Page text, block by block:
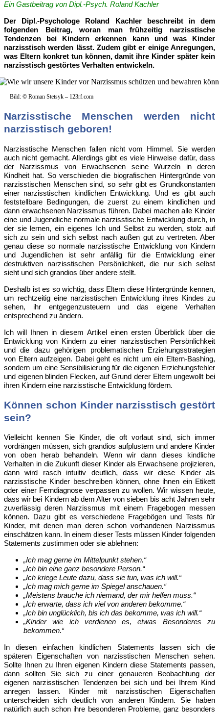
Ein Gastbeitrag von Dipl.-Psych. Roland Kachler
Der Dipl.-Psychologe Roland Kachler beschreibt in dem
folgenden Beitrag, woran man frühzeitig narzisstische
Tendenzen bei Kindern erkennen kann und was Kinder
narzisstisch werden lässt. Zudem gibt er einige Anregungen,
was Eltern konkret tun können, damit ihre Kinder später kein
narzisstisch gestörtes Verhalten entwickeln.
Bild: © Roman Stetsyk – 123rf.com
Narzisstische Menschen werden nicht
narzisstisch geboren!
Narzisstische Menschen fallen nicht vom Himmel. Sie werden
auch nicht gemacht. Allerdings gibt es viele Hinweise dafür, dass
der Narzissmus von Erwachsenen seine Wurzeln in deren
Kindheit hat. So verschieden die biografischen Hintergründe von
narzisstischen Menschen sind, so sehr gibt es Grundkonstanten
einer narzisstischen kindlichen Entwicklung. Und es gibt auch
feststellbare Bedingungen, die zuerst zu einem kindlichen und
dann erwachsenen Narzissmus führen. Dabei machen alle Kinder
eine und Jugendliche normale narzisstische Entwicklung durch, in
der sie lernen, ein eigenes Ich und Selbst zu werden, stolz auf
sich zu sein und sich selbst nach außen gut zu vertreten. Aber
genau diese so normale narzisstische Entwicklung von Kindern
und Jugendlichen ist sehr anfällig für die Entwicklung einer
destruktiven narzisstischen Persönlichkeit, die nur sich selbst
sieht und sich grandios über andere stellt.
Deshalb ist es so wichtig, dass Eltern diese Hintergründe kennen,
um rechtzeitig eine narzisstischen Entwicklung ihres Kindes zu
sehen, ihr entgegenzusteuern und das eigene Verhalten
entsprechend zu ändern.
Ich will Ihnen in diesem Artikel einen ersten Überblick über die
Entwicklung von Kindern zu einer narzisstischen Persönlichkeit
und die dazu gehörigen problematischen Erziehungsstrategien
von Eltern aufzeigen. Dabei geht es nicht um ein Eltern-Bashing,
sondern um eine Sensibilisierung für die eigenen Erziehungsfehler
und eigenen blinden Flecken, auf Grund derer Eltern ungewollt bei
ihren Kindern eine narzisstische Entwicklung fördern.
Können schon Kinder narzisstisch gestört
sein?
Vielleicht kennen Sie Kinder, die oft vorlaut sind, sich immer
vordrängen müssen, sich grandios aufplustern und andere Kinder
von oben herab behandeln. Wenn wir dann dieses kindliche
Verhalten in die Zukunft dieser Kinder als Erwachsene projizieren,
dann wird rasch intuitiv deutlich, dass wir diese Kinder als
narzisstische Kinder beschreiben können, ohne ihnen ein Etikett
oder einer Ferndiagnose verpassen zu wollen. Wir wissen heute,
dass wir bei Kindern ab dem Alter von sieben bis acht Jahren sehr
zuverlässig deren Narzissmus mit einem Fragebogen messen
können. Dazu gibt es verschiedene Fragebögen und Tests für
Kinder, mit denen man deren schon vorhandenen Narzissmus
einschätzen kann. In einem dieser Tests müssen Kinder folgenden
Statements zustimmen oder sie ablehnen:
„Ich mag gerne im Mittelpunkt stehen.“
„Ich bin eine ganz besondere Person.“
„Ich kriege Leute dazu, dass sie tun, was ich will.“
„Ich mag mich gerne im Spiegel anschauen.“
„Meistens brauche ich niemand, der mir helfen muss.“
„Ich erwarte, dass ich viel von anderen bekomme.“
„Ich bin unglücklich, bis ich das bekomme, was ich will.“
„Kinder wie ich verdienen es, etwas Besonderes zu
bekommen.“
In diesen einfachen kindlichen Statements lassen sich die
späteren Eigenschaften von narzisstischen Menschen sehen.
Sollte Ihnen zu Ihren eigenen Kindern diese Statements passen,
dann sollten Sie sich zu einer genaueren Beobachtung der
eigenen narzisstischen Tendenzen bei sich und bei Ihrem Kind
anregen lassen. Kinder mit narzisstischen Eigenschaften
unterscheiden sich deutlich von anderen Kindern. Sie haben
natürlich auch schon ihre besonderen Probleme, ganz besonders